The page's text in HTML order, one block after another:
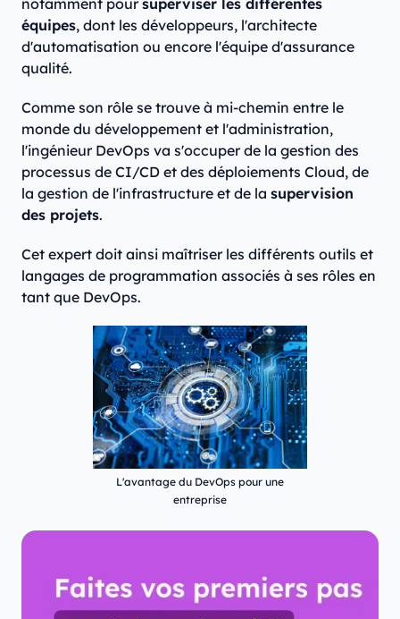
équipes, dont les développeurs, l'architecte
d'automatisation ou encore l'équipe d'assurance
qualité.
Comme son rôle se trouve à mi-chemin entre le
monde du développement et l'administration,
l'ingénieur DevOps va s'occuper de la gestion des
processus de CI/CD et des déploiements Cloud, de
la gestion de l'infrastructure et de la supervision
des projets.
Cet expert doit ainsi maîtriser les différents outils et
langages de programmation associés à ses rôles en
tant que DevOps.
L'avantage du DevOps pour une
entreprise